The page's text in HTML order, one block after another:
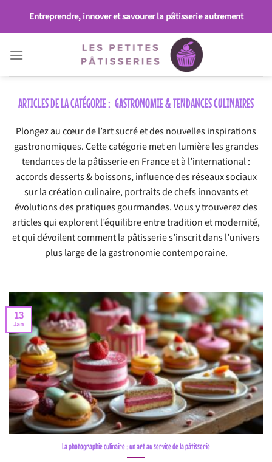
contenu
Entreprendre, innover et savourer la pâtisserie autrement
GASTRONOMIE & TENDANCES CULINAIRES
Plongez au cœur de l’art sucré et des nouvelles inspirations
gastronomiques. Cette catégorie met en lumière les grandes
tendances de la pâtisserie en France et à l’international :
accords desserts & boissons, influence des réseaux sociaux
sur la création culinaire, portraits de chefs innovants et
évolutions des pratiques gourmandes. Vous y trouverez des
articles qui explorent l’équilibre entre tradition et modernité,
et qui dévoilent comment la pâtisserie s’inscrit dans l’univers
plus large de la gastronomie contemporaine.
La photographie culinaire : un art au service de la pâtisserie
13
Jan